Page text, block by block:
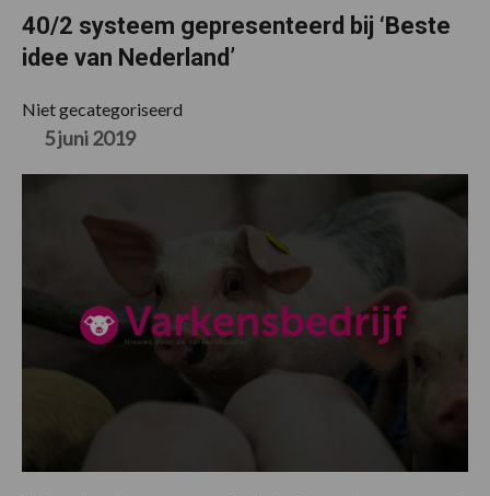
40/2 systeem gepresenteerd bij ‘Beste
idee van Nederland’
Niet gecategoriseerd
5 juni 2019